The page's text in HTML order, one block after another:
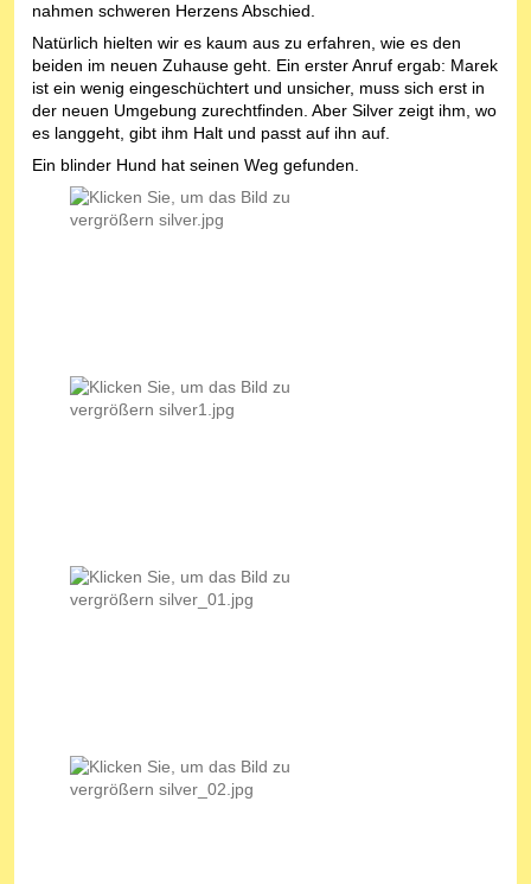
nahmen schweren Herzens Abschied.
Natürlich hielten wir es kaum aus zu erfahren, wie es den
beiden im neuen Zuhause geht. Ein erster Anruf ergab: Marek
ist ein wenig eingeschüchtert und unsicher, muss sich erst in
der neuen Umgebung zurechtfinden. Aber Silver zeigt ihm, wo
es langgeht, gibt ihm Halt und passt auf ihn auf.
Ein blinder Hund hat seinen Weg gefunden.